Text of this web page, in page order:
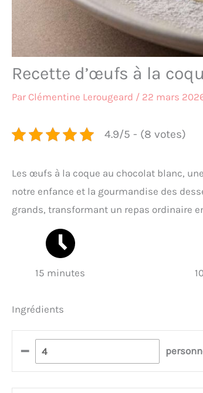
Recette d’œufs à la
Par Clémentine Lerougeard / 22 mars
4.9/5 - (8 votes)
Les œufs à la coque au chocolat blanc,
notre enfance et la gourmandise des
grands, transformant un repas ordinaire
15 minutes
Ingrédients
–